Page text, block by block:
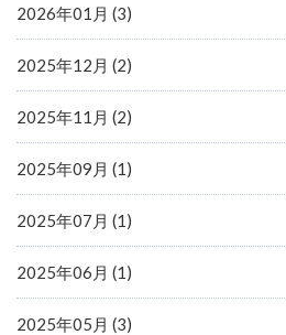
2026年01月 (3)
2025年12月 (2)
2025年11月 (2)
2025年09月 (1)
2025年07月 (1)
2025年06月 (1)
2025年05月 (3)